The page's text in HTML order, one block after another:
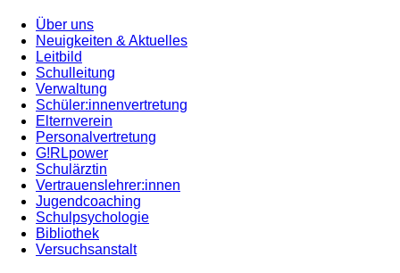
Über uns
Neuigkeiten & Aktuelles
Leitbild
Schulleitung
Verwaltung
Schüler:innenvertretung
Elternverein
Personalvertretung
G!RLpower
Schulärztin
Vertrauenslehrer:innen
Jugendcoaching
Schulpsychologie
Bibliothek
Versuchsanstalt